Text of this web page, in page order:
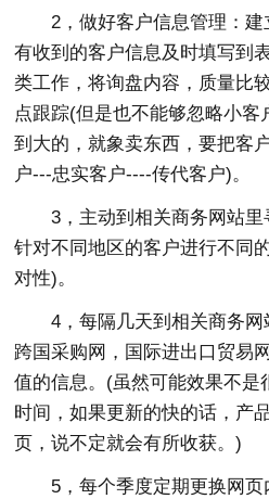
2，做好客户信息管理：
有收到的客户信息及时填写到
类工作，将询盘内容，质量比
点跟踪(但是也不能够忽略小客
到大的，就象卖东西，要把客
户---忠实客户----传代客户)。
3，主动到相关商务网站里
针对不同地区的客户进行不同
对性)。
4，每隔几天到相关商务网
跨国采购网，国际进出口贸易
值的信息。(虽然可能效果不是
时间，如果更新的快的话，产
页，说不定就会有所收获。)
5，每个季度定期更换网